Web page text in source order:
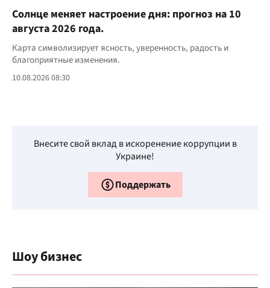
Солнце меняет настроение дня: прогноз на 10
августа 2026 года.
Карта символизирует ясность, уверенность, радость и
благоприятные изменения.
10.08.2026 08:30
Внесите свой вклад в искоренение коррупции в
Украине!
Поддержать
Шоу бизнес